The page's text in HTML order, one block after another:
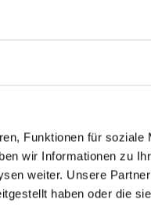
Funktionen für soziale
wir Informationen zu
weiter. Unsere
haben oder die
✓
Menge: